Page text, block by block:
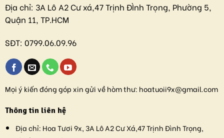
Địa chỉ: 3A Lô A2 Cư xá,47 Trịnh ĐÌnh Trọng, Phường 5,
Quận 11, TP.HCM
SĐT: 0799.06.09.96
Mọi ý kiến đóng góp xin gửi về hòm thư: hoatuoii9x@gmail.com
Thông tin liên hệ
Địa chỉ: Hoa Tươi 9x, 3A Lô A2 Cư Xá,47 Trịnh Đình Trọng,